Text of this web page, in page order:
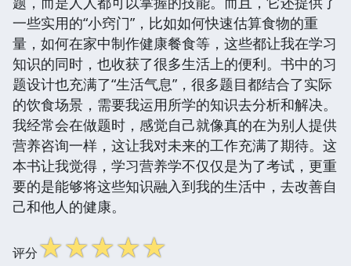
一些实用的“小窍门”，比如如何快速估算食物的重
量，如何在家中制作健康餐食等，这些都让我在学习
知识的同时，也收获了很多生活上的便利。书中的习
题设计也充满了“生活气息”，很多题目都结合了实际
的饮食场景，需要我运用所学的知识去分析和解决。
我经常会在做题时，感觉自己就像真的在为别人提供
营养咨询一样，这让我对未来的工作充满了期待。这
本书让我觉得，学习营养学不仅仅是为了考试，更重
要的是能够将这些知识融入到我的生活中，去改善自
己和他人的健康。
评分☆☆☆☆☆